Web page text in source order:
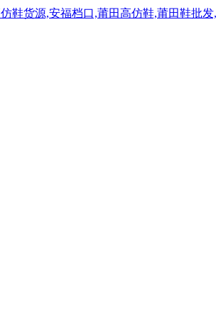
鞋货源,安福档口,莆田高仿鞋,莆田鞋批